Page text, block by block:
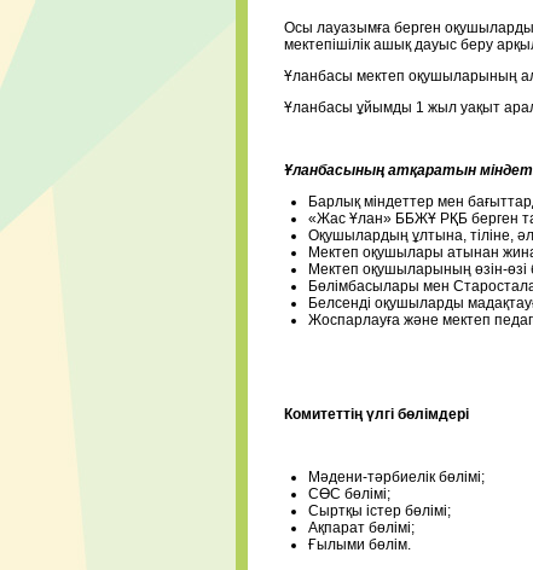
Осы лауазымға берген
мектепішілік ашық дауыс беру
Ұланбасы мектеп оқушыларының
Ұланбасы ұйымды 1 жыл уақыт
Ұланбасының атқаратын
Барлық міндеттер мен
«Жас Ұлан» ББЖҰ РҚБ берген
Оқушылардың ұлтына, тіліне,
Мектеп оқушылары атынан
Мектеп оқушыларының өзін-өзі
Бөлімбасылары мен
Белсенді оқушыларды
Жоспарлауға және мектеп
Комитеттің үлгі бөлімдері
Мәдени-тәрбиелік бөлімі;
СӨС бөлімі;
Сыртқы істер бөлімі;
Ақпарат бөлімі;
Ғылыми бөлім.